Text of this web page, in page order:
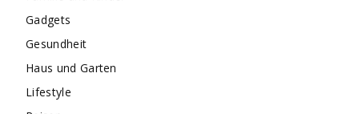
Gadgets
Gesundheit
Haus und Garten
Lifestyle